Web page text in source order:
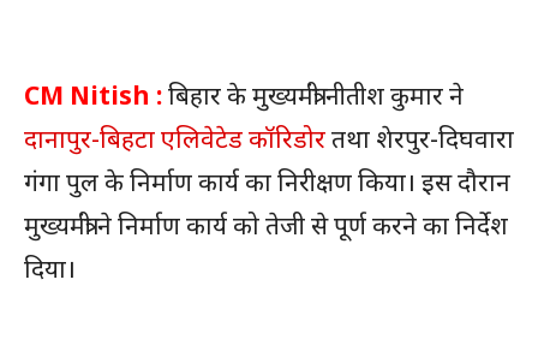
CM Nitish :बिहार के मुख्यमंत्री नीतीश कुमार ने
दानापुर-बिहटा एलिवेटेड कॉरिडोरतथा शेरपुर-दिघवारा
गंगा पुल के निर्माण कार्य का निरीक्षण किया। इस दौरान
मुख्यमंत्री ने निर्माण कार्य को तेजी से पूर्ण करने का निर्देश
दिया।